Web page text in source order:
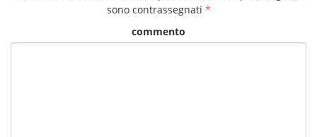
sono contrassegnati *
commento